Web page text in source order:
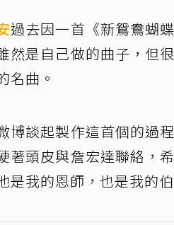
過去因一首《新鴛鴦蝴
然是自己做的曲子，但
名曲。
博談起製作這首個的過
著頭皮與詹宏達聯絡，
是我的恩師，也是我的